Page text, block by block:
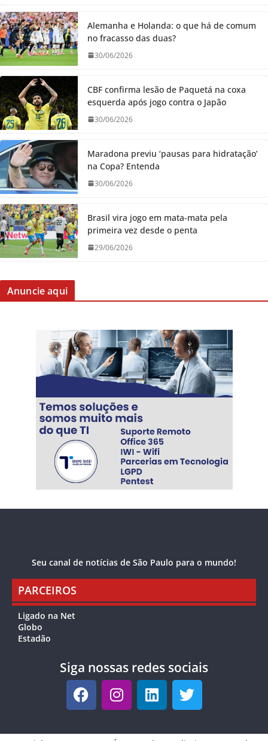
Alemanha e Holanda: o que há de comum
no fracasso das duas?
30/06/2026
CBF confirma lesão de Paquetá na coxa
esquerda após jogo contra o Japão
30/06/2026
Maradona previu ‘pausas para hidratação’
na Copa? Entenda
30/06/2026
Brasil vira jogo em mata-mata pela
primeira vez desde o penta
29/06/2026
Anuncie aqui
Seu canal de notícias de São Paulo para o mundo!
PARCEIROS
Ligado na Net
Globo
Estadão
Siga nossas redes sociais